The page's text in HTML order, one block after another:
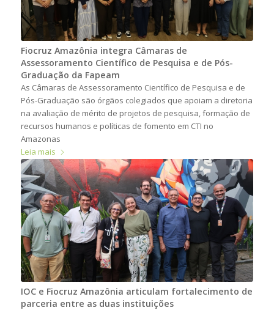
Fiocruz Amazônia integra Câmaras de
Assessoramento Científico de Pesquisa e de Pós-
Graduação da Fapeam
As Câmaras de Assessoramento Científico de Pesquisa e de
Pós-Graduação são órgãos colegiados que apoiam a diretoria
na avaliação de mérito de projetos de pesquisa, formação de
recursos humanos e políticas de fomento em CTI no
Amazonas
Leia mais
IOC e Fiocruz Amazônia articulam fortalecimento de
parceria entre as duas instituições